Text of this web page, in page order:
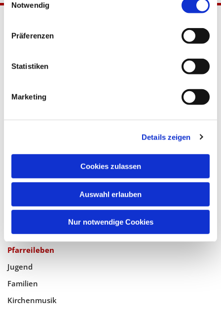
Notwendig
Präferenzen
Statistiken
Marketing
Details zeigen
Cookies zulassen
Auswahl erlauben
Nur notwendige Cookies
Katholische Kirchengemeinde
Pfarrei Hl. Johannes XXIII.
Tempelhof-Buckow
Glaube
Gottesdienste
Geistlicher Raum
Taufe, Kommunion & Trauung
Pfarreileben
Jugend
Familien
Kirchenmusik